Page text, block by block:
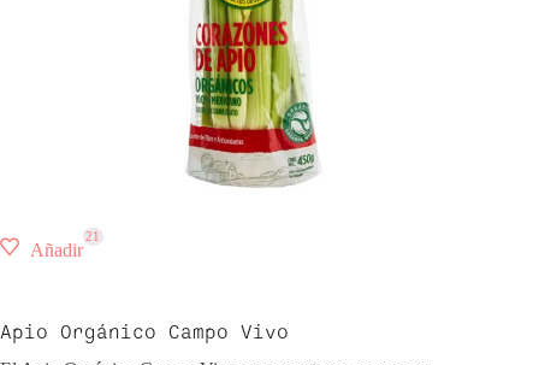
Añadir
21
Apio Orgánico Campo Vivo